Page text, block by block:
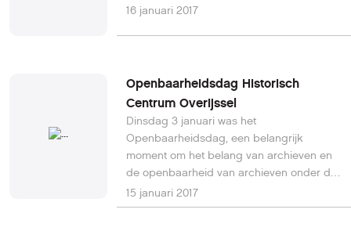
extra functionaliteit voor de Joomla
16 januari 2017
Openbaarheidsdag Historisch
Centrum Overijssel
Dinsdag 3 januari was het
Openbaarheidsdag, een belangrijk
moment om het belang van archieven en
de openbaarheid van archieven onder de
aandacht te brengen. Er werden stukken
uit bijna 100 archieven openbaar gemaakt
15 januari 2017